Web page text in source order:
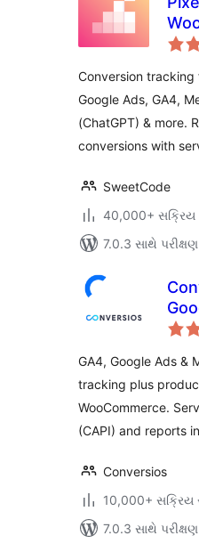
Conversion tracking
Google Ads, GA4,
(ChatGPT) & more.
conversions with
SweetCode
40,000+ સક્રિય
7.0.3 સાથે
GA4, Google Ads &
tracking plus
WooCommerce.
(CAPI) and reports
Conversios
10,000+ સક્રિય
7.0.3 સાથે